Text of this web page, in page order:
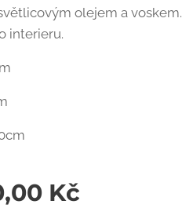
olejem a voskem.
interieru.
Kč